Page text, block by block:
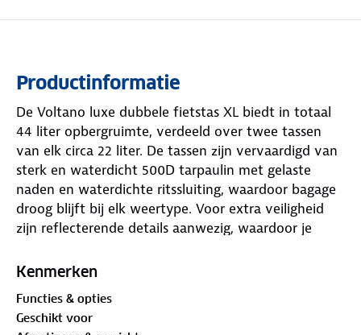
Productinformatie
De Voltano luxe dubbele fietstas XL biedt in totaal
44 liter opbergruimte, verdeeld over twee tassen
van elk circa 22 liter. De tassen zijn vervaardigd van
sterk en waterdicht 500D tarpaulin met gelaste
naden en waterdichte ritssluiting, waardoor bagage
droog blijft bij elk weertype. Voor extra veiligheid
zijn reflecterende details aanwezig, waardoor je
aan de bagagedrager verloopt snel en stevig via
hun plek blijven. Dankzij verstevigde zijkanten en
achterzijde behouden ze hun vorm, zelfs bij vollere
Kenmerken
Functies & opties
Geschikt voor